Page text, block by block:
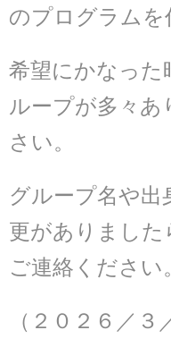
のプログラムを
希望にかなっ
ループが多々
さい。
グループ名や出
更がありました
ご連絡ください。
（２０２６／３